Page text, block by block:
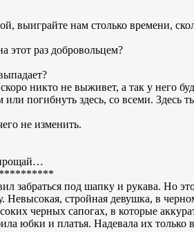
выиграйте нам столько времени,
этот раз добровольцем?
никто не выживет, а так у него
погибнуть здесь, со всеми. Здесь
не изменить.
забраться под шапку и рукава. Но
Невысокая, стройная девушка, в
черных сапогах, в которые
юбки и платья. Надевала их только